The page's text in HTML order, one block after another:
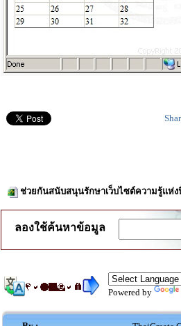
ช่วยกันสนับสนุนรักษาเว็บไซต์ความรู้แห่
ลองใช้ค้นหาข้อมูล
Powered by